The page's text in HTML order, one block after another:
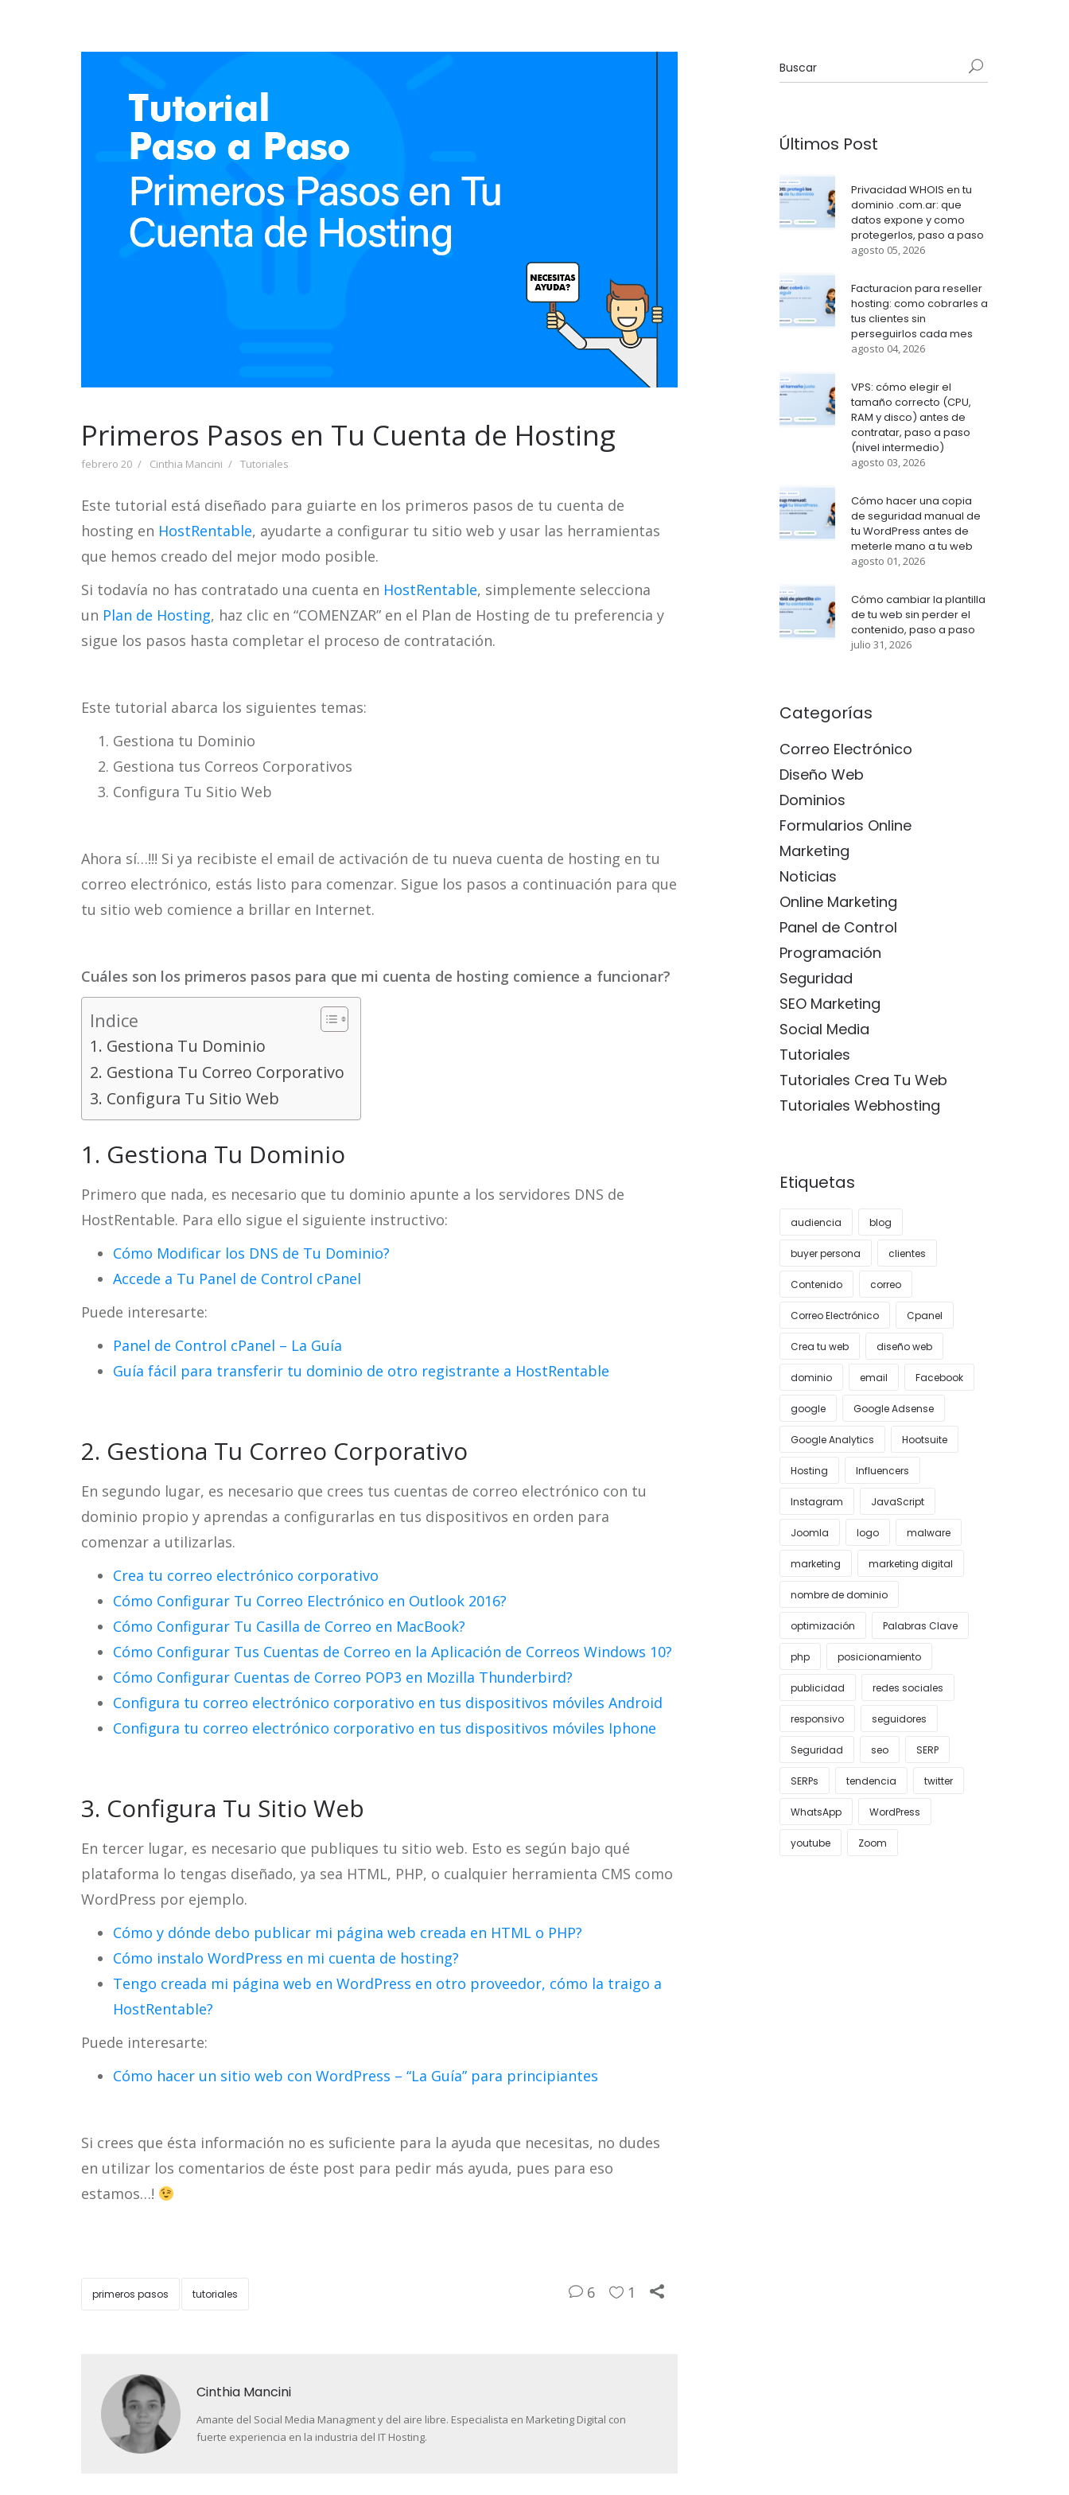
Primeros Pasos en Tu Cuenta de Hosting
febrero 20 Cinthia Mancini Tutoriales
Este tutorial está diseñado para guiarte en los primeros pasos de tu cuenta de
hosting en HostRentable, ayudarte a configurar tu sitio web y usar las herramientas
que hemos creado del mejor modo posible.
Si todavía no has contratado una cuenta en HostRentable, simplemente selecciona
un Plan de Hosting, haz clic en “COMENZAR” en el Plan de Hosting de tu preferencia y
sigue los pasos hasta completar el proceso de contratación.
Este tutorial abarca los siguientes temas:
Gestiona tu Dominio
Gestiona tus Correos Corporativos
Configura Tu Sitio Web
Ahora sí…!!! Si ya recibiste el email de activación de tu nueva cuenta de hosting en tu
correo electrónico, estás listo para comenzar. Sigue los pasos a continuación para que
tu sitio web comience a brillar en Internet.
Cuáles son los primeros pasos para que mi cuenta de hosting comience a funcionar?
Indice
1. Gestiona Tu Dominio
2. Gestiona Tu Correo Corporativo
3. Configura Tu Sitio Web
1. Gestiona Tu Dominio
Primero que nada, es necesario que tu dominio apunte a los servidores DNS de
HostRentable. Para ello sigue el siguiente instructivo:
Cómo Modificar los DNS de Tu Dominio?
Accede a Tu Panel de Control cPanel
Puede interesarte:
Panel de Control cPanel – La Guía
Guía fácil para transferir tu dominio de otro registrante a HostRentable
2. Gestiona Tu Correo Corporativo
En segundo lugar, es necesario que crees tus cuentas de correo electrónico con tu
dominio propio y aprendas a configurarlas en tus dispositivos en orden para
comenzar a utilizarlas.
Crea tu correo electrónico corporativo
Cómo Configurar Tu Correo Electrónico en Outlook 2016?
Cómo Configurar Tu Casilla de Correo en MacBook?
Cómo Configurar Tus Cuentas de Correo en la Aplicación de Correos Windows 10?
Cómo Configurar Cuentas de Correo POP3 en Mozilla Thunderbird?
Configura tu correo electrónico corporativo en tus dispositivos móviles Android
Configura tu correo electrónico corporativo en tus dispositivos móviles Iphone
3. Configura Tu Sitio Web
En tercer lugar, es necesario que publiques tu sitio web. Esto es según bajo qué
plataforma lo tengas diseñado, ya sea HTML, PHP, o cualquier herramienta CMS como
WordPress por ejemplo.
Cómo y dónde debo publicar mi página web creada en HTML o PHP?
Cómo instalo WordPress en mi cuenta de hosting?
Tengo creada mi página web en WordPress en otro proveedor, cómo la traigo a
HostRentable?
Puede interesarte:
Cómo hacer un sitio web con WordPress – “La Guía” para principiantes
Si crees que ésta información no es suficiente para la ayuda que necesitas, no dudes
en utilizar los comentarios de éste post para pedir más ayuda, pues para eso
estamos…!
primeros pasos tutoriales 6 1
Cinthia Mancini
Amante del Social Media Managment y del aire libre. Especialista en Marketing Digital con
fuerte experiencia en la industria del IT Hosting.
Últimos Post
Privacidad WHOIS en tu
dominio .com.ar: que
datos expone y como
protegerlos, paso a paso
agosto 05, 2026
Facturacion para reseller
hosting: como cobrarles a
tus clientes sin
perseguirlos cada mes
agosto 04, 2026
VPS: cómo elegir el
tamaño correcto (CPU,
RAM y disco) antes de
contratar, paso a paso
(nivel intermedio)
agosto 03, 2026
Cómo hacer una copia
de seguridad manual de
tu WordPress antes de
meterle mano a tu web
agosto 01, 2026
Cómo cambiar la plantilla
de tu web sin perder el
contenido, paso a paso
julio 31, 2026
Categorías
Correo Electrónico
Diseño Web
Dominios
Formularios Online
Marketing
Noticias
Online Marketing
Panel de Control
Programación
Seguridad
SEO Marketing
Social Media
Tutoriales
Tutoriales Crea Tu Web
Tutoriales Webhosting
Etiquetas
audiencia blog
buyer persona clientes
Contenido correo
Correo Electrónico Cpanel
Crea tu web diseño web
dominio email Facebook
google Google Adsense
Google Analytics Hootsuite
Hosting Influencers
Instagram JavaScript
Joomla logo malware
marketing marketing digital
nombre de dominio
optimización Palabras Clave
php posicionamiento
publicidad redes sociales
responsivo seguidores
Seguridad seo SERP
SERPs tendencia twitter
WhatsApp WordPress
youtube Zoom